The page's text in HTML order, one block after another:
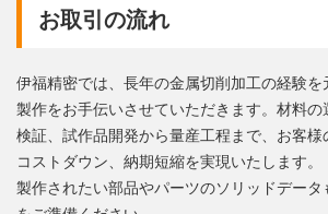
お取引の流れ
伊福精密では、長年の金属切削加工の経験
製作をお手伝いさせていただきます。材料
検証、試作品開発から量産工程まで、お客様
コストダウン、納期短縮を実現いたします。
製作されたい部品やパーツのソリッドデー